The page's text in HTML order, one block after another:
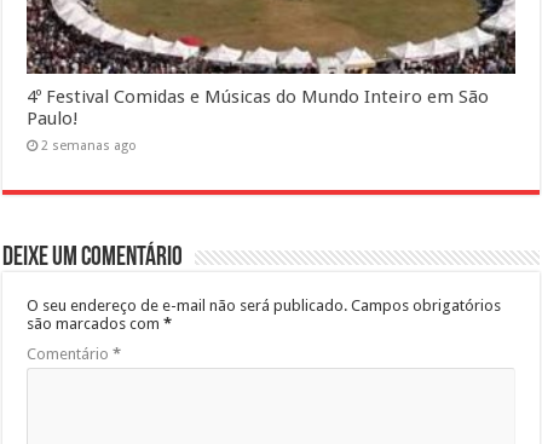
4º Festival Comidas e Músicas do Mundo Inteiro em São
Paulo!
2 semanas ago
Deixe um comentário
O seu endereço de e-mail não será publicado. Campos obrigatórios
são marcados com*
Comentário*